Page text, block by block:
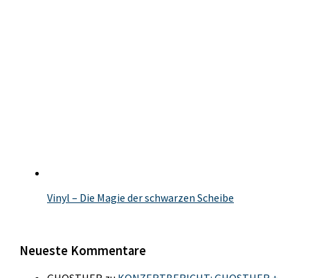
Vinyl – Die Magie der schwarzen Scheibe
Neueste Kommentare